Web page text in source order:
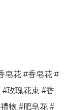
皂花 #香皂花 #
玫瑰花束 #香
物 #肥皂花 #